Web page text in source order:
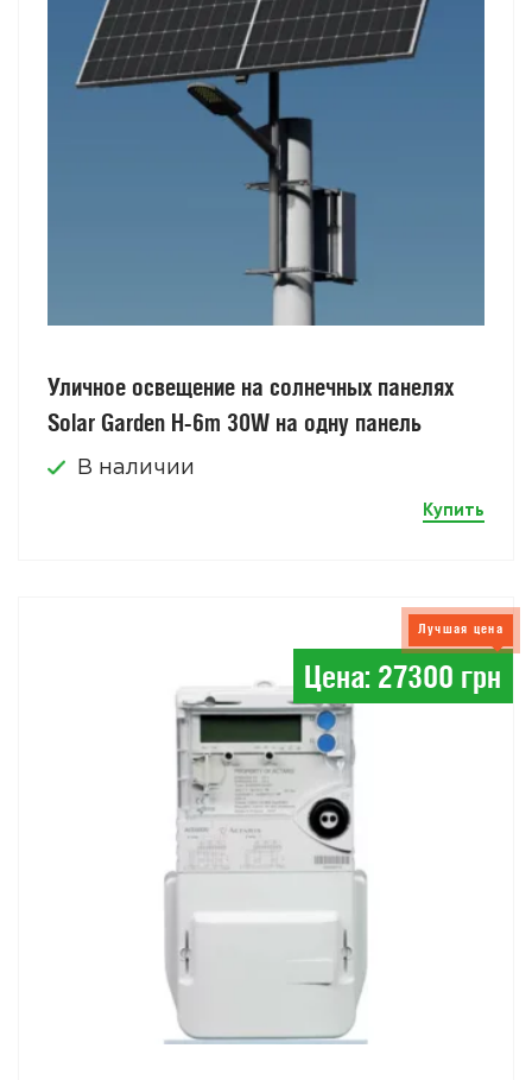
Уличное освещение на солнечных панелях
Solar Garden H-6m 30W на одну панель
В наличии
Купить
Цена: 27300 грн
Лучшая цена